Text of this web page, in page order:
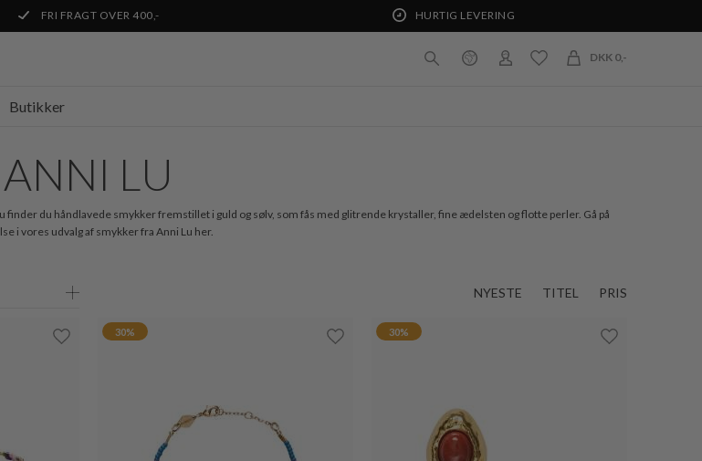
FRI FRAGT OVER 400,- HURTIG LEVERING
DKK 0,-
Butikker
ANNI LU
du håndlavede smykker fremstillet i guld og sølv, som fås med glitrende krystaller, fine ædelsten og flotte perler. Gå på
i vores udvalg af smykker fra Anni Lu her.
NYESTE TITEL PRIS
30% 30%